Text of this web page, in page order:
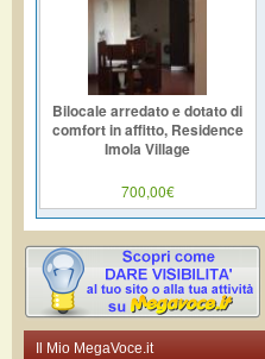
Bilocale arredato e dotato di
comfort in affitto, Residence
Imola Village
700,00€
Il Mio MegaVoce.it